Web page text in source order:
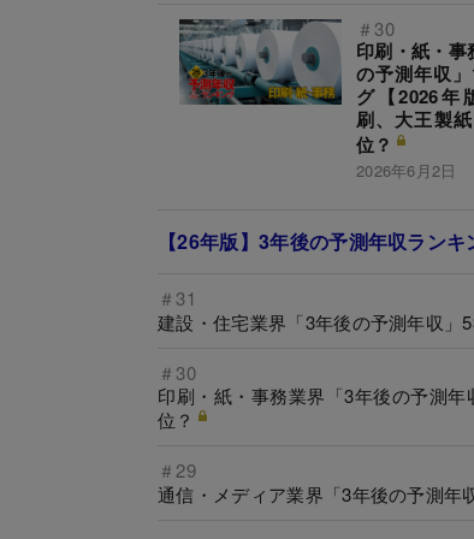
＃30
印刷・紙・
の予測年収
グ【2026年
刷、大王製
位？
2026年6月2日
【26年版】3年後の予測年収ラン
＃31
建設・住宅業界「3年後の予測年収」
＃30
印刷・紙・事務業界「3年後の予測
位？
＃29
通信・メディア業界「3年後の予測年